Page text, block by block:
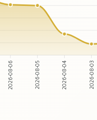
2026-08-06 2026-08-05 2026-08-04 2026-08-03